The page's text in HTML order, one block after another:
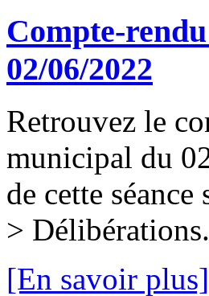
Compte-
02/06/2022
Retrouvez le
municipal du
de cette
> Délibérations.
[En savoir plus]